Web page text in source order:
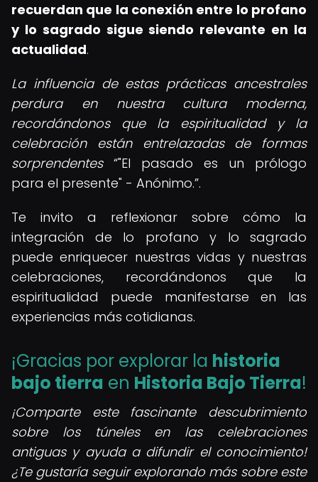
recuerdan que la conexión entre lo profano
y lo sagrado sigue siendo relevante en la
actualidad.
La influencia de estas prácticas ancestrales
perdura en nuestra cultura moderna,
recordándonos que la espiritualidad y la
celebración están entrelazadas de formas
sorprendentes
"El pasado es un prólogo
para el presente" - Anónimo. .
Te invito a reflexionar sobre cómo la
integración de lo profano y lo sagrado
puede enriquecer nuestras vidas y nuestras
celebraciones, recordándonos que la
espiritualidad puede manifestarse en las
experiencias más cotidianas.
¡Gracias por explorar la historia
bajo tierra en Historia Bajo Tierra!
¡Comparte este fascinante descubrimiento
sobre los túneles en las celebraciones
antiguas y ayuda a difundir el conocimiento!
¿Te gustaría seguir explorando más sobre este